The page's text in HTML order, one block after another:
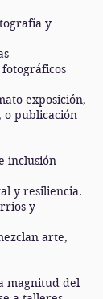
y
exposición,
o publicación
inclusión
y resiliencia.
y
arte,
magnitud del